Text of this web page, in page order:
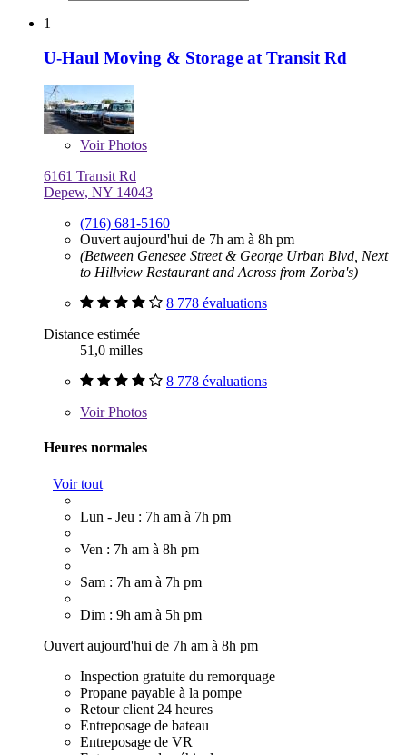
1
U-Haul Moving & Storage at Transit Rd
VoirPhotos
6161 Transit Rd
Depew, NY 14043
(716) 681-5160
Ouvert aujourd'hui de 7h am à 8h pm
(Between Genesee Street & George Urban Blvd, Next
to Hillview Restaurant and Across from Zorba's)
8 778 évaluations
Distance estimée
51,0 milles
8 778 évaluations
VoirPhotos
Heures normales
Voir tout
Lun - Jeu : 7h am à 7h pm
Ven : 7h am à 8h pm
Sam : 7h am à 7h pm
Dim : 9h am à 5h pm
Ouvert aujourd'hui de 7h am à 8h pm
Inspection gratuite du remorquage
Propane payable à la pompe
Retour client 24 heures
Entreposage de bateau
Entreposage de VR